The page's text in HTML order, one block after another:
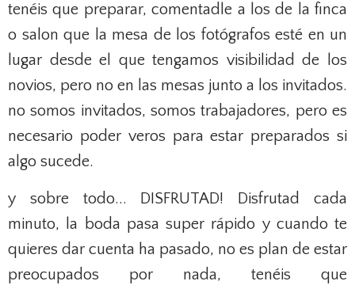
tenéis que preparar, comentadle a los de la finca
o salon que la mesa de los fotógrafos esté en un
lugar desde el que tengamos visibilidad de los
novios, pero no en las mesas junto a los invitados.
no somos invitados, somos trabajadores, pero es
necesario poder veros para estar preparados si
algo sucede.
y sobre todo... DISFRUTAD! Disfrutad cada
minuto, la boda pasa super rápido y cuando te
quieres dar cuenta ha pasado, no es plan de estar
preocupados por nada, tenéis que